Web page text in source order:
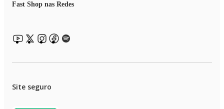
Fast Shop nas Redes
Site seguro